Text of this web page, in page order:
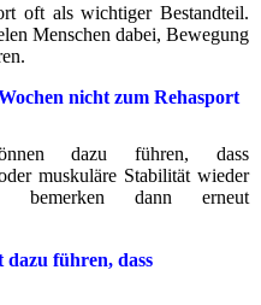
oft als wichtiger Bestandteil.
Menschen dabei, Bewegung
nicht zum Rehasport
dazu führen, dass
muskuläre Stabilität wieder
bemerken dann erneut
führen, dass